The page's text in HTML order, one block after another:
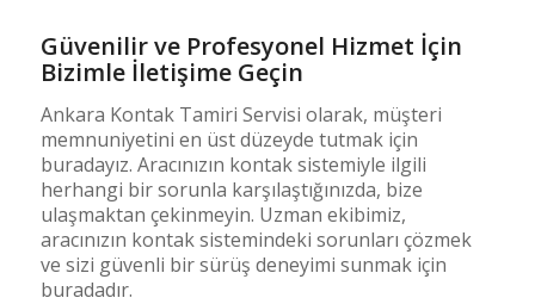
Güvenilir ve Profesyonel Hizmet İçin
Bizimle İletişime Geçin
Ankara Kontak Tamiri Servisi olarak, müşteri
memnuniyetini en üst düzeyde tutmak için
buradayız. Aracınızın kontak sistemiyle ilgili
herhangi bir sorunla karşılaştığınızda, bize
ulaşmaktan çekinmeyin. Uzman ekibimiz,
aracınızın kontak sistemindeki sorunları çözmek
ve sizi güvenli bir sürüş deneyimi sunmak için
buradadır.